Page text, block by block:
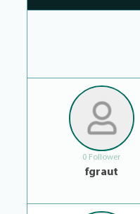
0 Follower
fgraut